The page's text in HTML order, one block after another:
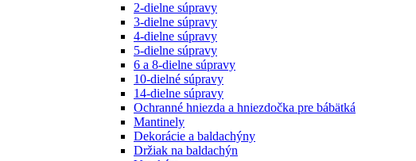
2-dielne súpravy
3-dielne súpravy
4-dielne súpravy
5-dielne súpravy
6 a 8-dielne súpravy
10-dielné súpravy
14-dielne súpravy
Ochranné hniezda a hniezdočka pre bábätká
Mantinely
Dekorácie a baldachýny
Držiak na baldachýn